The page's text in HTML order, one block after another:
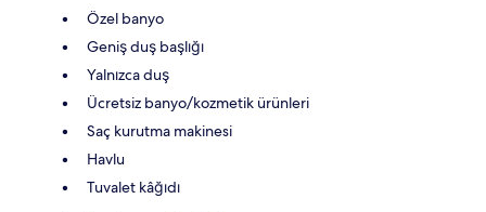
Özel banyo
Geniş duş başlığı
Yalnızca duş
Ücretsiz banyo/kozmetik ürünleri
Saç kurutma makinesi
Havlu
Tuvalet kâğıdı